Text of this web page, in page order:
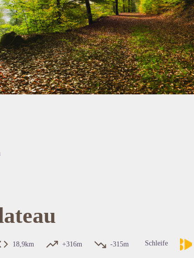
18,9km +316m -315m Schleife